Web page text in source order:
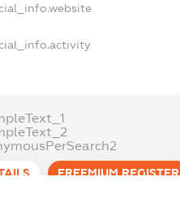
FREEMIUM.REGISTER